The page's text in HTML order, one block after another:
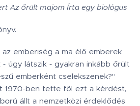
Az őrült majom Írta egy biológus
emberiség a ma élő emberek
úgy látszik - gyakran inkább őrült
emberként cselekszenek?"
1970-ben tette föl ezt a kérdést,
állt a nemzetközi érdeklődés